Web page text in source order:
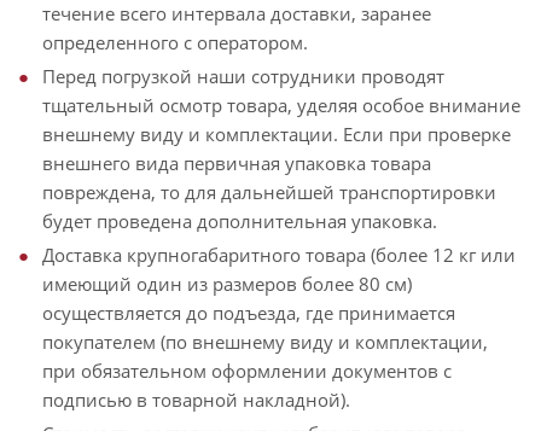
течение всего интервала доставки, заранее
определенного с оператором.
Перед погрузкой наши сотрудники проводят
тщательный осмотр товара, уделяя особое внимание
внешнему виду и комплектации. Если при проверке
внешнего вида первичная упаковка товара
повреждена, то для дальнейшей транспортировки
будет проведена дополнительная упаковка.
Доставка крупногабаритного товара (более 12 кг или
имеющий один из размеров более 80 см)
осуществляется до подъезда, где принимается
покупателем (по внешнему виду и комплектации,
при обязательном оформлении документов с
подписью в товарной накладной).